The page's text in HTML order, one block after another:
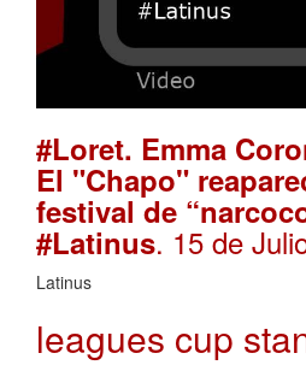
#Loret. Emma
El "Chapo"
festival de
#Latinus. 15 de
Latinus
leagues cup